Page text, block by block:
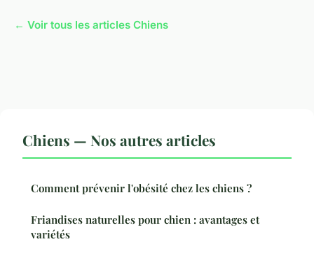
← Voir tous les articles Chiens
Chiens — Nos autres articles
Comment prévenir l'obésité chez les chiens ?
Friandises naturelles pour chien : avantages et
variétés